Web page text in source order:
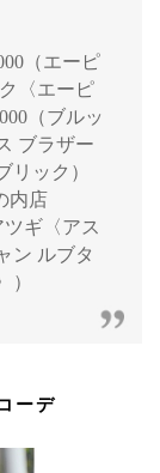
（エーピ
〈エーピ
（ブルッ
ブラザー
リック）
内店
ギ〈アス
ン ルブタ
）
ーデ